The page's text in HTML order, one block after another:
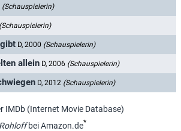
(Schauspielerin)
(Schauspielerin)
D, 2000 (Schauspielerin)
allein D, 2006 (Schauspielerin)
D, 2012 (Schauspielerin)
IMDb (Internet Movie Database)
bei Amazon.de*